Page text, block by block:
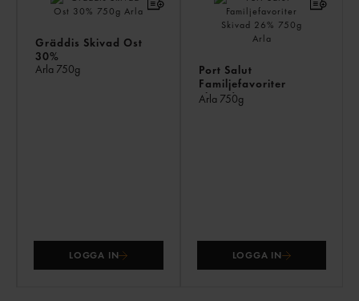
Gräddis Skivad Ost
30%
Arla 750g
LOGGA IN
Port Salut
Familjefavoriter
Skivad 26%
Arla 750g
LOGGA IN